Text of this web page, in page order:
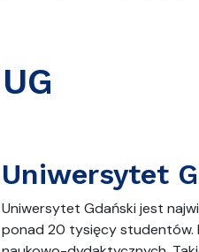
Uniwersytet
Uniwersytet Gdański jest
ponad 20 tysięcy studentów.